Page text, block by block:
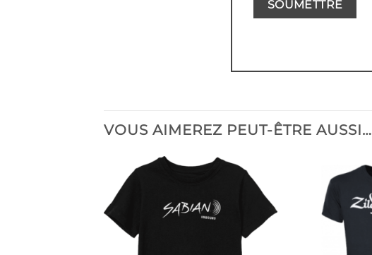
VOUS AIMEREZ PEUT-ÊTRE AUSSI…